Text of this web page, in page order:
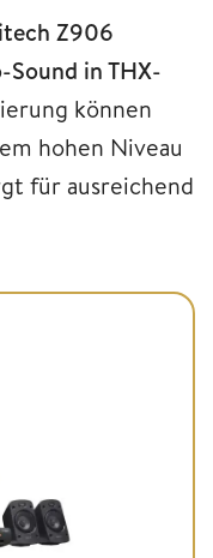
Z906
in THX-
können
hohen Niveau
für ausreichend